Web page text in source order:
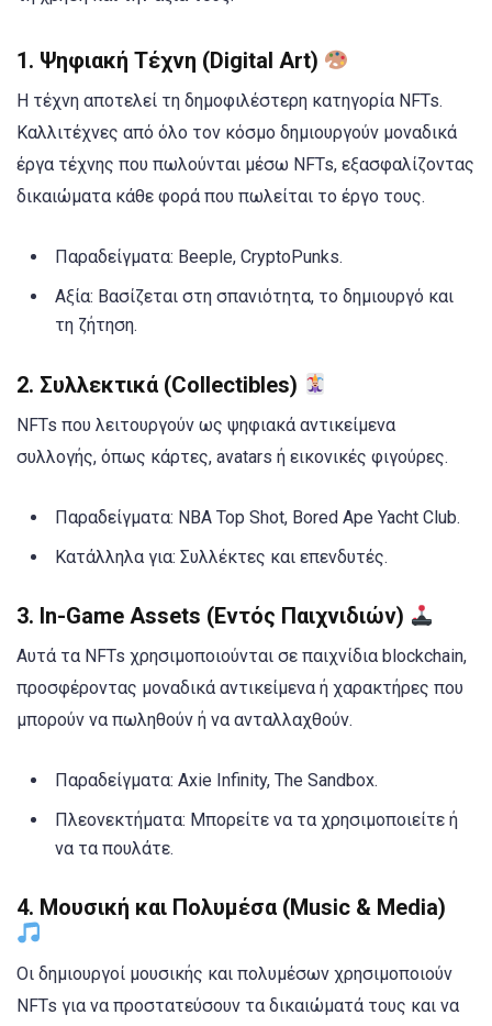
1. Ψηφιακή Τέχνη (Digital Art)
Η τέχνη αποτελεί τη δημοφιλέστερη κατηγορία NFTs.
Καλλιτέχνες από όλο τον κόσμο δημιουργούν μοναδικά
έργα τέχνης που πωλούνται μέσω NFTs, εξασφαλίζοντας
δικαιώματα κάθε φορά που πωλείται το έργο τους.
Παραδείγματα: Beeple, CryptoPunks.
Αξία: Βασίζεται στη σπανιότητα, το δημιουργό και
τη ζήτηση.
2. Συλλεκτικά (Collectibles)
NFTs που λειτουργούν ως ψηφιακά αντικείμενα
συλλογής, όπως κάρτες, avatars ή εικονικές φιγούρες.
Παραδείγματα: NBA Top Shot, Bored Ape Yacht Club.
Κατάλληλα για: Συλλέκτες και επενδυτές.
3. In-Game Assets (Εντός Παιχνιδιών)
Αυτά τα NFTs χρησιμοποιούνται σε παιχνίδια blockchain,
προσφέροντας μοναδικά αντικείμενα ή χαρακτήρες που
μπορούν να πωληθούν ή να ανταλλαχθούν.
Παραδείγματα: Axie Infinity, The Sandbox.
Πλεονεκτήματα: Μπορείτε να τα χρησιμοποιείτε ή
να τα πουλάτε.
4. Μουσική και Πολυμέσα (Music & Media)
Οι δημιουργοί μουσικής και πολυμέσων χρησιμοποιούν
NFTs για να προστατεύσουν τα δικαιώματά τους και να